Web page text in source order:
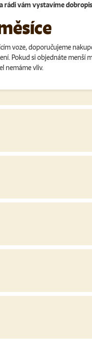
rádi vám vystavíme
voze, doporučujeme
Pokud si objednáte
nemáme vliv.